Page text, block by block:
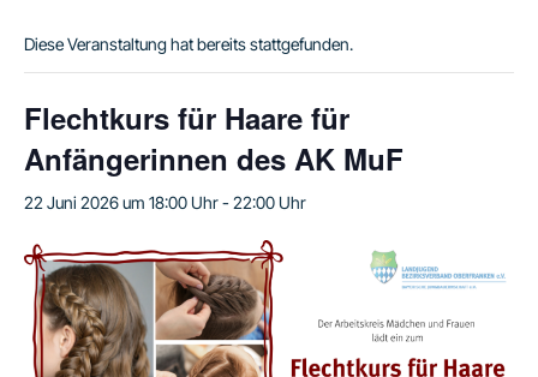
Diese Veranstaltung hat bereits stattgefunden.
Flechtkurs für Haare für
Anfängerinnen des AK MuF
22 Juni 2026 um 18:00 Uhr-22:00 Uhr